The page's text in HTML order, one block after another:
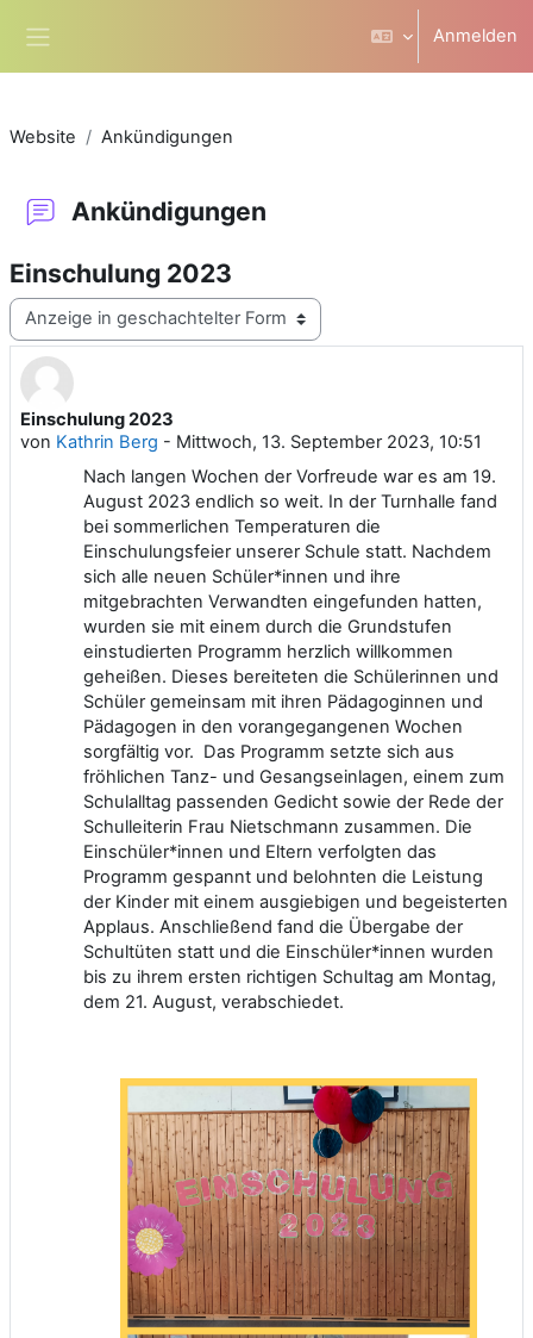
Anmelden
Website Ankündigungen
Ankündigungen
Einschulung 2023
Anzeigemodus
Einschulung 2023
von Kathrin Berg - Mittwoch, 13. September 2023, 10:51
Anzahl Antworten: 0
Nach langen Wochen der Vorfreude war es am 19.
August 2023 endlich so weit. In der Turnhalle fand
bei sommerlichen Temperaturen die
Einschulungsfeier unserer Schule statt. Nachdem
sich alle neuen Schüler*innen und ihre
mitgebrachten Verwandten eingefunden hatten,
wurden sie mit einem durch die Grundstufen
einstudierten Programm herzlich willkommen
geheißen. Dieses bereiteten die Schülerinnen und
Schüler gemeinsam mit ihren Pädagoginnen und
Pädagogen in den vorangegangenen Wochen
sorgfältig vor. Das Programm setzte sich aus
fröhlichen Tanz- und Gesangseinlagen, einem zum
Schulalltag passenden Gedicht sowie der Rede der
Schulleiterin Frau Nietschmann zusammen. Die
Einschüler*innen und Eltern verfolgten das
Programm gespannt und belohnten die Leistung
der Kinder mit einem ausgiebigen und begeisterten
Applaus. Anschließend fand die Übergabe der
Schultüten statt und die Einschüler*innen wurden
bis zu ihrem ersten richtigen Schultag am Montag,
dem 21. August, verabschiedet.